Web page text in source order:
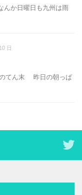
か日曜日も九州は雨
日
ん末 昨日の朝っぱ